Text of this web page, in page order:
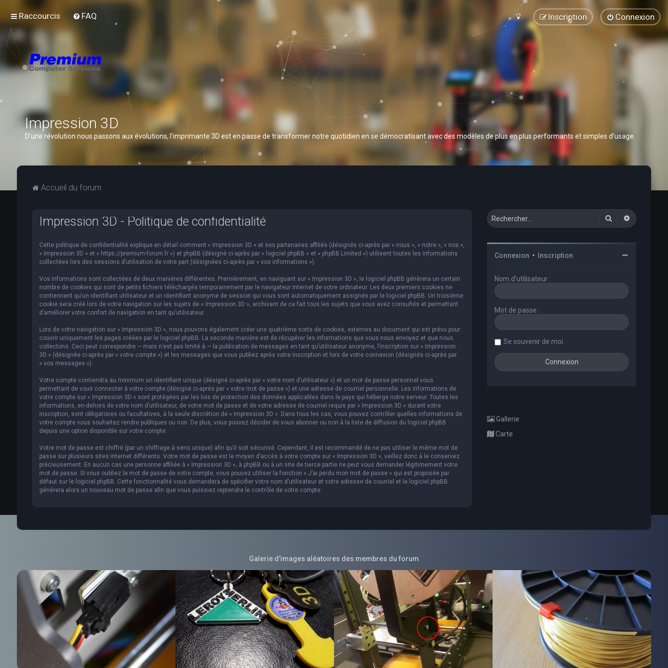
Raccourcis FAQ Connexion
Inscription
Impression 3D
D’une révolution nous passons aux évolutions, l’imprimante 3D est en passe de transformer notre quotidien en se démocratisant avec des modèles de plus en plus performants et simples d’usage.
Accueil du forum
Impression 3D - Politique de confidentialité
Cette politique de confidentialité explique en détail comment « Impression 3D » et ses partenaires affiliés (désignés ci-après par « nous », « notre », « nos »,
« Impression 3D » et « https://premium-forum.fr ») et phpBB (désigné ci-après par « logiciel phpBB » et « phpBB Limited ») utilisent toutes les informations
collectées lors des sessions d’utilisation de votre part (désignées ci-après par « vos informations »).
Vos informations sont collectées de deux manières différentes. Premièrement, en naviguant sur « Impression 3D », le logiciel phpBB génèrera un certain
nombre de cookies qui sont de petits fichiers téléchargés temporairement par le navigateur internet de votre ordinateur. Les deux premiers cookies ne
contiennent qu’un identifiant utilisateur et un identifiant anonyme de session qui vous sont automatiquement assignés par le logiciel phpBB. Un troisième
cookie sera créé lors de votre navigation sur les sujets de « Impression 3D », archivant de ce fait tous les sujets que vous avez consultés et permettant
d’améliorer votre confort de navigation en tant qu’utilisateur.
Lors de votre navigation sur « Impression 3D », nous pouvons également créer une quatrième sorte de cookies, externes au document qui est prévu pour
couvrir uniquement les pages créées par le logiciel phpBB. La seconde manière est de récupérer les informations que vous nous envoyez et que nous
collectons. Ceci peut correspondre — mais n’est pas limité à — la publication de messages en tant qu’utilisateur anonyme, l’inscription sur « Impression
3D » (désignée ci-après par « votre compte ») et les messages que vous publiez après votre inscription et lors de votre connexion (désignés ci-après par
« vos messages »).
Votre compte contiendra au minimum un identifiant unique (désigné ci-après par « votre nom d’utilisateur ») et un mot de passe personnel vous
permettant de vous connecter à votre compte (désigné ci-après par « votre mot de passe ») et une adresse de courriel personnelle. Les informations de
votre compte sur « Impression 3D » sont protégées par les lois de protection des données applicables dans le pays qui héberge notre serveur. Toutes les
informations, en-dehors de votre nom d’utilisateur, de votre mot de passe et de votre adresse de courriel requis par « Impression 3D » durant votre
inscription, sont obligatoires ou facultatives, à la seule discrétion de « Impression 3D ». Dans tous les cas, vous pouvez contrôler quelles informations de
votre compte vous souhaitez rendre publiques ou non. De plus, vous pouvez décider de vous abonner ou non à la liste de diffusion du logiciel phpBB
depuis une option disponible sur votre compte.
Votre mot de passe est chiffré (par un chiffrage à sens unique) afin qu’il soit sécurisé. Cependant, il est recommandé de ne pas utiliser le même mot de
passe sur plusieurs sites internet différents. Votre mot de passe est le moyen d’accès à votre compte sur « Impression 3D », veillez donc à le conservez
précieusement. En aucun cas une personne affiliée à « Impression 3D », à phpBB ou à un site de tierce partie ne peut vous demander légitimement votre
mot de passe. Si vous oubliez le mot de passe de votre compte, vous pouvez utiliser la fonction « J’ai perdu mon mot de passe » qui est proposée par
défaut sur le logiciel phpBB. Cette fonctionnalité vous demandera de spécifier votre nom d’utilisateur et votre adresse de courriel et le logiciel phpBB
générera alors un nouveau mot de passe afin que vous puissiez reprendre le contrôle de votre compte.
Rechercher
Connexion • Inscription
Nom d’utilisateur :
Mot de passe :
Se souvenir de moi
Gallerie
Carte
Galerie d'images aléatoires des membres du forum